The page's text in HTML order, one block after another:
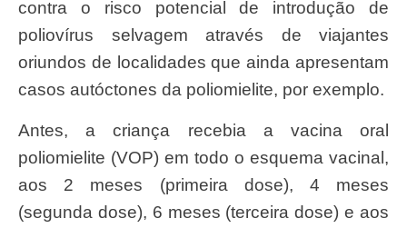
contra o risco potencial de introdução de
poliovírus selvagem através de viajantes
oriundos de localidades que ainda apresentam
casos autóctones da poliomielite, por exemplo.
Antes, a criança recebia a vacina oral
poliomielite (VOP) em todo o esquema vacinal,
aos 2 meses (primeira dose), 4 meses
(segunda dose), 6 meses (terceira dose) e aos